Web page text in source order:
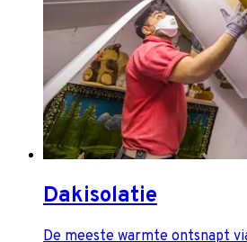
Dakisolatie
De meeste warmte ontsnapt